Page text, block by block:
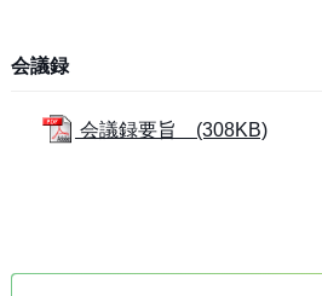
会議録
会議録要旨 (308KB)